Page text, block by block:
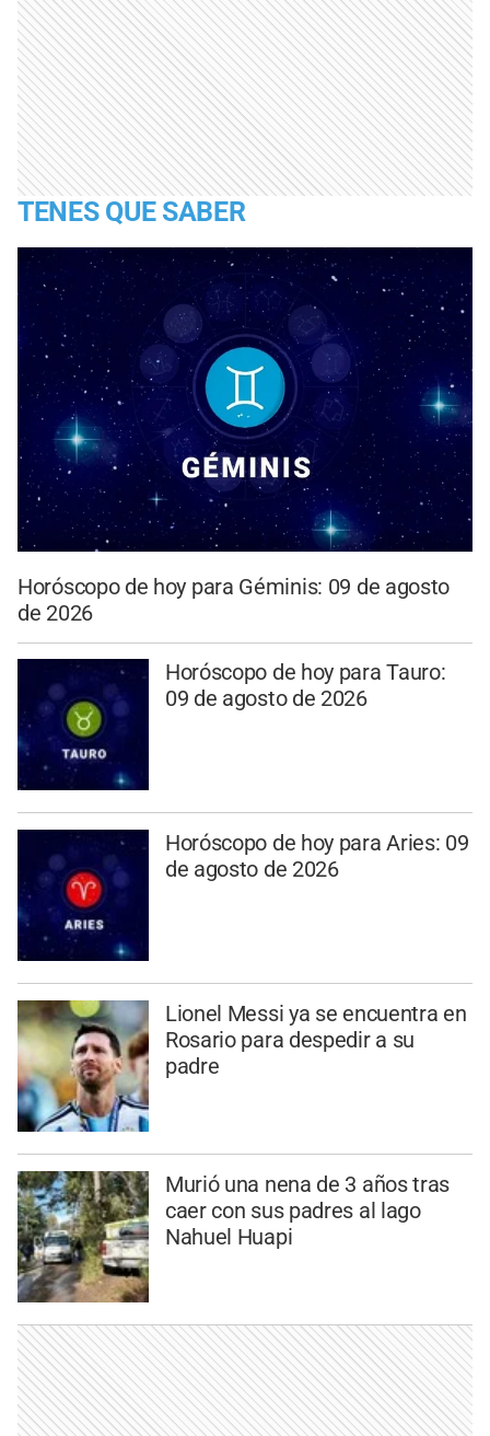
TENES QUE SABER
Horóscopo de hoy para Géminis: 09 de agosto
de 2026
Horóscopo de hoy para Tauro:
09 de agosto de 2026
Horóscopo de hoy para Aries: 09
de agosto de 2026
Lionel Messi ya se encuentra en
Rosario para despedir a su
padre
Murió una nena de 3 años tras
caer con sus padres al lago
Nahuel Huapi